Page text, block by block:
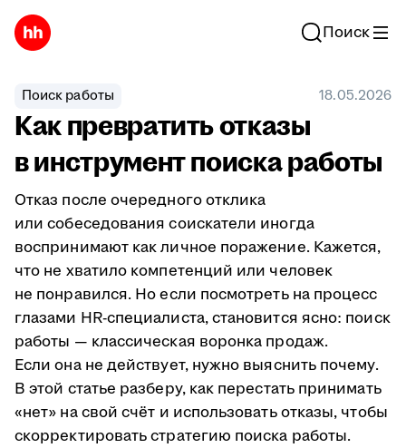
Поиск
Поиск работы 18.05.2026
Как превратить отказы
в инструмент поиска работы
Отказ после очередного отклика
или собеседования соискатели иногда
воспринимают как личное поражение. Кажется,
что не хватило компетенций или человек
не понравился. Но если посмотреть на процесс
глазами HR-специалиста, становится ясно: поиск
работы — классическая воронка продаж.
Если она не действует, нужно выяснить почему.
В этой статье разберу, как перестать принимать
«нет» на свой счёт и использовать отказы, чтобы
скорректировать стратегию поиска работы.